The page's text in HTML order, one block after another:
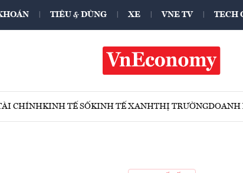
TIÊU & DÙNG XE VNE TV TECH
CHÍNHKINH TẾ SỐKINH TẾ XANHTHỊ TRƯỜNGDOANH